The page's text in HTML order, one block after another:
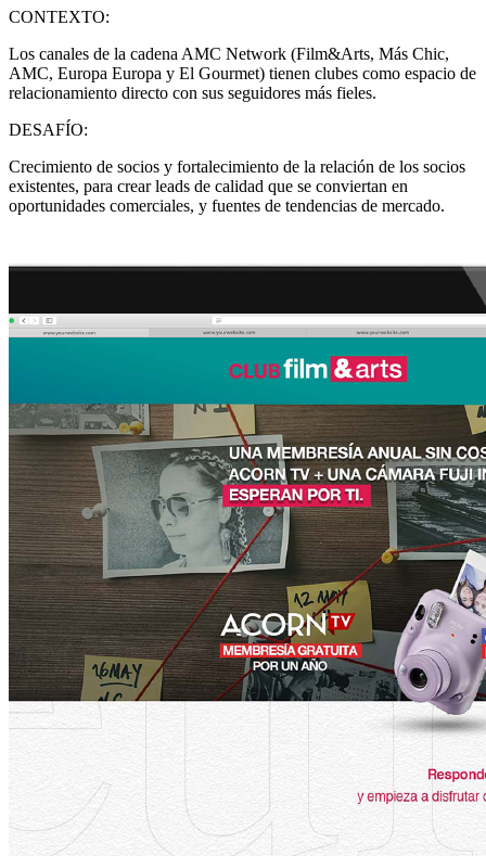
CONTEXTO:
Los canales de la cadena AMC Network (Film&Arts, Más Chic,
AMC, Europa Europa y El Gourmet) tienen clubes como espacio de
relacionamiento directo con sus seguidores más fieles.
DESAFÍO:
Crecimiento de socios y fortalecimiento de la relación de los socios
existentes, para crear leads de calidad que se conviertan en
oportunidades comerciales, y fuentes de tendencias de mercado.